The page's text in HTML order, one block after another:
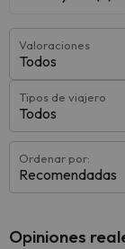
Valoraciones
Todos
Tipos de viajero
Todos
Ordenar por:
Recomendadas
Opiniones